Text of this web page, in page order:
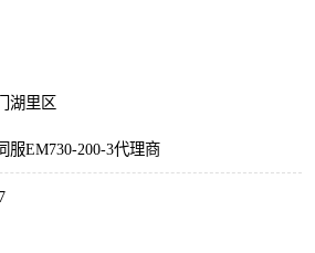
湖里区
服EM730-200-3代理商